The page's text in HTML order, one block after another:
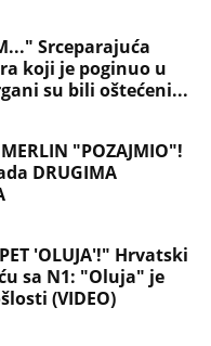
Srceparajuća
koji je poginuo u
su bili oštećeni...
MERLIN "POZAJMIO"!
DRUGIMA
'OLUJA'!" Hrvatski
sa N1: "Oluja" je
(VIDEO)